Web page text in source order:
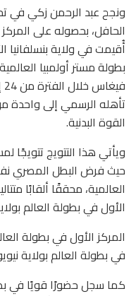
ونجح عبد الرحمن زكي في
أُقيمت في ولاية بنسلفانيا
بطولة مستر أولمبيا
تأهله الرسمي إلى واحدة
القوة البدنية.
حيث فرض البطل المصري
العالمية، محققًا ألقابًا
الأول في بطولة العالم
في بطولة العالم بولاية
كما سجل حضورًا قويًا في